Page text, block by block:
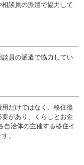
談員の派遣で協力して
員の派遣で協力してい
だけではなく、移住後
があり、くらしとお金
自治体の主催する移住イ
。